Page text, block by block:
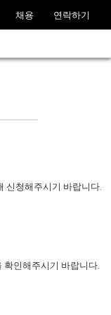
채용 연락하기
신청해주시기 바랍니다.
인해주시기 바랍니다.